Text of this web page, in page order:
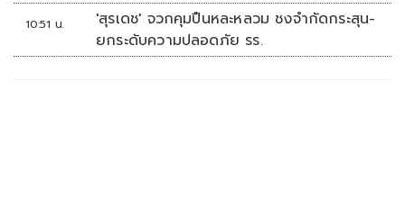
10:51 น.
'สุรเดช' จวกคุมปืนหละหลวม ชงจำกัดกระสุน-
ยกระดับความปลอดภัย รร.